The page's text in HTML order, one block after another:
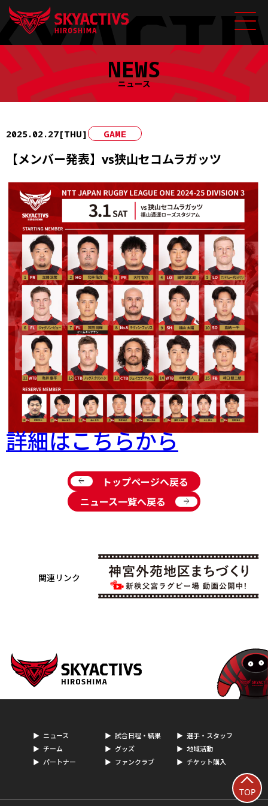
Skip
to
content
NEWS
ニュース
2025.02.27[THU] GAME
【メンバー発表】vs狭山セコムラガッツ
詳細はこちらから
arrow_back
トップページへ戻る
ニュース一覧へ戻る
arrow_forward
関連リンク
ニュース 試合日程・結果
選手・スタッフ
チーム
グッズ
地域活動
パートナー
ファンクラブ チケット購入
TOP